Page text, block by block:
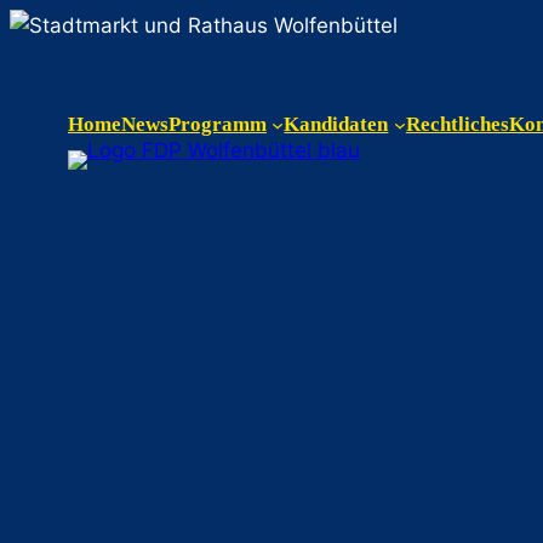
HomeNewsProgramm Kandidaten Rechtliches